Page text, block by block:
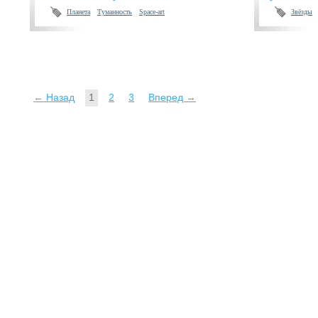
Планета Туманность Space-art Звёзды
← Назад 1 2 3 Вперед →